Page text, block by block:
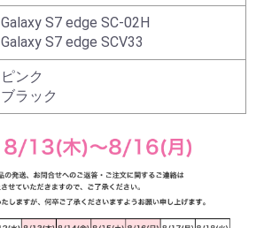
Galaxy S7 edge SC-02H
Galaxy S7 edge SCV33
ピンク
ブラック